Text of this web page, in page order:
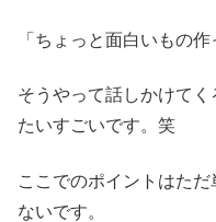
「ちょっと面白いもの作
そうやって話しかけて
たいすごいです。笑
ここでのポイントはた
ないです。